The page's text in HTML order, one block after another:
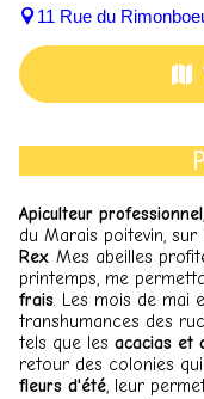
11 Rue du
Apiculteur professionnel
du Marais poitevin,
Rex. Mes abeilles
printemps, me
frais. Les mois de mai
transhumances des
tels que les acacias et
retour des colonies
fleurs d'été, leur